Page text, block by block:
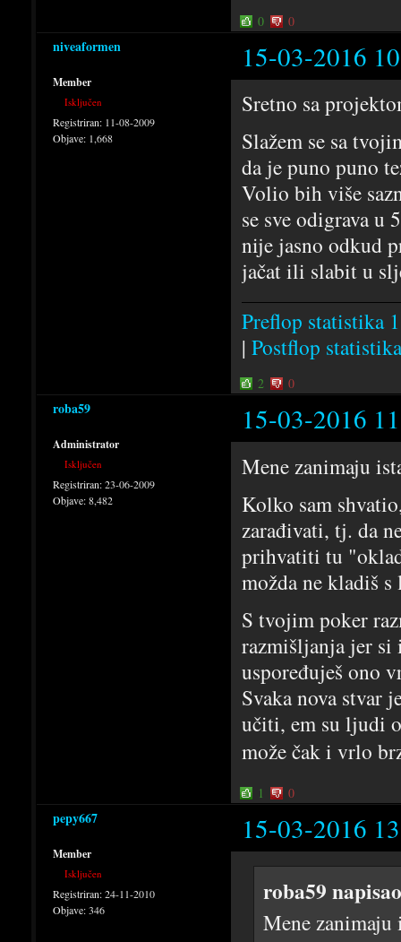
0 0
niveaformen 15-03-2016
Member
Isključen
Registriran: 11-08-2009
Objave: 1,668
Sretno sa
Slažem se sa
da je puno puno
Volio bih više
se sve odigrava u
nije jasno odkud
jačat ili slabit u
Preflop statistika
| Postflop
2 0
roba59 15-03-2016
Administrator
Isključen
Registriran:23-06-2009
Objave:8,482
Mene zanimaju
Kolko sam
zarađivati, tj. da
prihvatiti tu
možda ne kladiš
S tvojim poker
razmišljanja jer si
uspoređuješ ono
Svaka nova stvar
učiti, em su ljudi
može čak i vrlo
1 0
pepy667 15-03-2016
Member
Isključen
Registriran:24-11-2010
Objave:346
roba59
Mene